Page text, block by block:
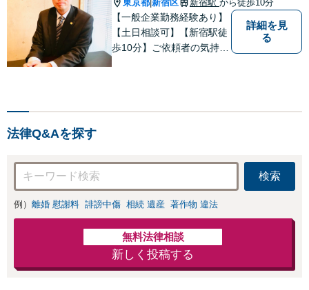
東京都 新宿区 新宿駅 から徒歩10分
【一般企業勤務経験あり】
【土日相談可】【新宿駅徒
歩10分】ご依頼者の気持ち
詳細を見
る
法律Q&Aを探す
検索
例） 離婚 慰謝料 誹謗中傷 相続 遺産 著作物 違法
無料法律相談
新しく投稿する